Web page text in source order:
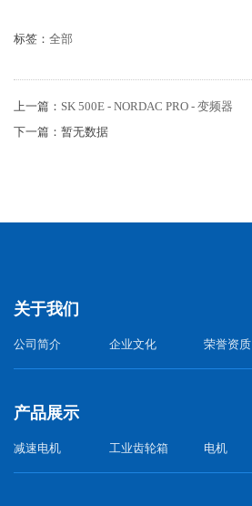
标签： 全部
上一篇： SK 500E - NORDAC PRO - 变频器
下一篇：暂无数据
关于我们
公司简介 企业文化 荣誉资质
产品展示
减速电机 工业齿轮箱 电机